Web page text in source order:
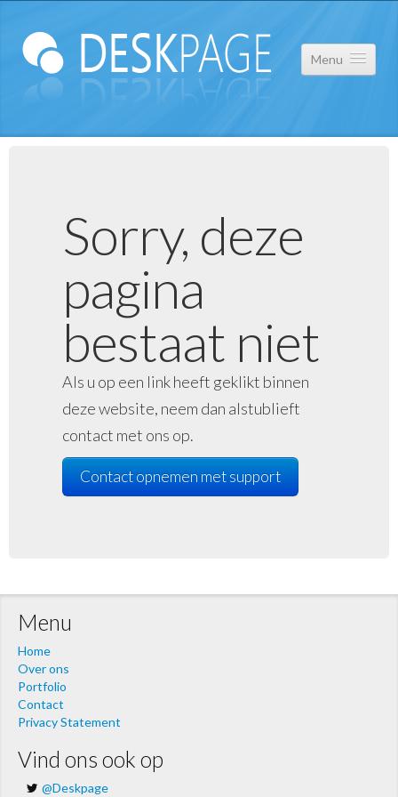
Menu
Contact
Privacy Statement
Sorry, deze
pagina
bestaat niet
Als u op een link heeft geklikt binnen
deze website, neem dan alstublieft
contact met ons op.
Contact opnemen met support
Menu
Home
Over ons
Portfolio
Contact
Privacy Statement
Vind ons ook op
@Deskpage